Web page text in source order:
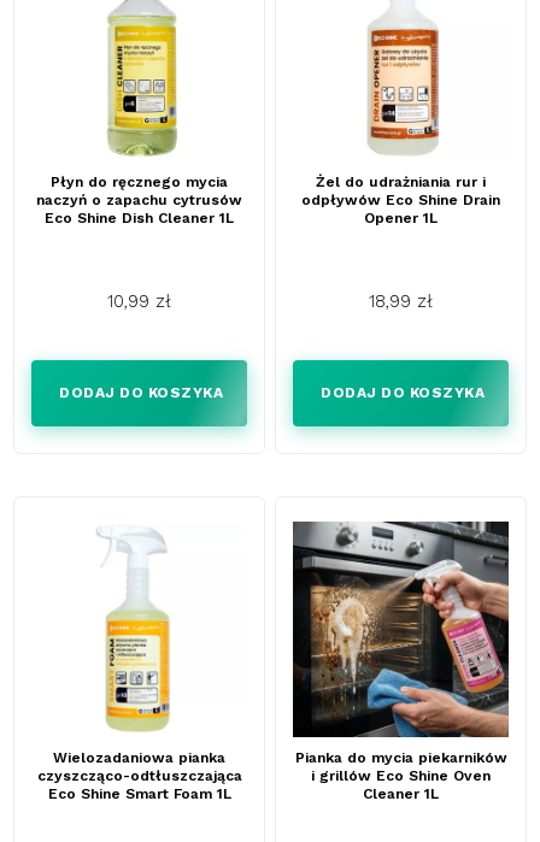
Płyn do ręcznego mycia
naczyń o zapachu cytrusów
Eco Shine Dish Cleaner 1L
10,99 zł
DODAJ DO KOSZYKA
Żel do udrażniania rur i
odpływów Eco Shine Drain
Opener 1L
18,99 zł
DODAJ DO KOSZYKA
Wielozadaniowa pianka
czyszcząco-odtłuszczająca
Eco Shine Smart Foam 1L
Pianka do mycia piekarników
i grillów Eco Shine Oven
Cleaner 1L